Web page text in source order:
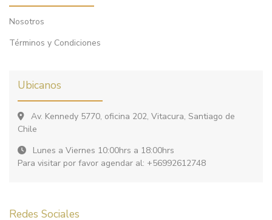
Nosotros
Términos y Condiciones
Ubicanos
Av. Kennedy 5770, oficina 202, Vitacura, Santiago de
Chile
Lunes a Viernes 10:00hrs a 18:00hrs
Para visitar por favor agendar al: +56992612748
Redes Sociales